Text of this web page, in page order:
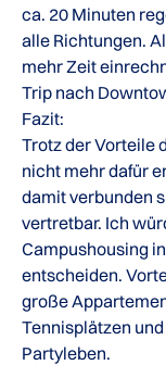
ca. 20 Minuten
alle Richtungen.
mehr Zeit
Trip nach
Fazit:
Trotz der Vorteile
nicht mehr dafür
damit verbunden
vertretbar. Ich
Campushousing
entscheiden.
große
Tennisplätzen
Partyleben.